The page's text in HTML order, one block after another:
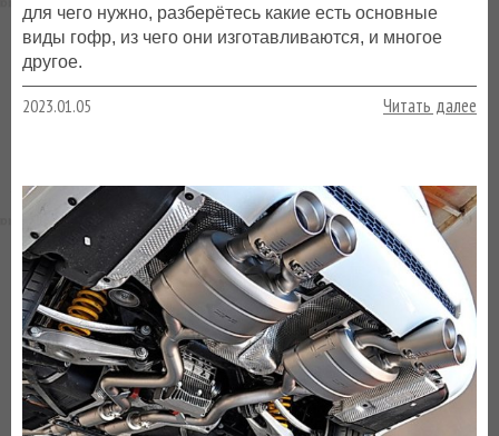
для чего нужно, разберётесь какие есть основные
виды гофр, из чего они изготавливаются, и многое
другое.
2023.01.05 Читать далее